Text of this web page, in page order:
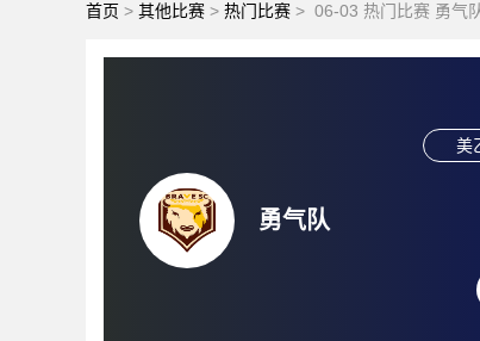
首页 > 其他比赛 > 热门比赛 > 06-03 热门比赛 勇气
勇气队
美